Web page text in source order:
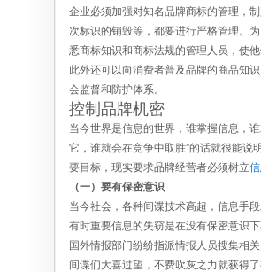
企业必须加强对知名品牌商标的管理，
次标识的销毁等，都要进行严格管理。
悉商标知识和商标法规的管理人员，使
此外还可以向消费者普及品牌的商品知
会监督和防护体系。
控制品牌机密
当今世界是信息的世界，谁掌握信息，
它，谁就会在竞争中取胜”的话就很能说
要目标，现实要求品牌经营者必须树立
（一）要有保密意识
当今社会，各种间谍技术高超，信息手
有时重要信息的失窃是在没有保密意识
国外情报部门纷纷指派情报人员搜集相
间谍们大喜过望，不费吹灰之力就获得